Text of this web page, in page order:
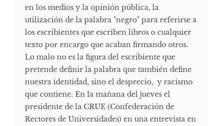
en los medios y la opinión pública, la
utilización de la palabra "negro" para referirse a
los escribientes que escriben libros o cualquier
texto por encargo que acaban firmando otros.
Lo malo no es la figura del escribiente que
pretende definir la palabra que también define
nuestra identidad, sino el desprecio, y racismo
que contiene. En la mañana del jueves el
presidente de la CRUE (Confederación de
Rectores de Universidades) en una entrevista en